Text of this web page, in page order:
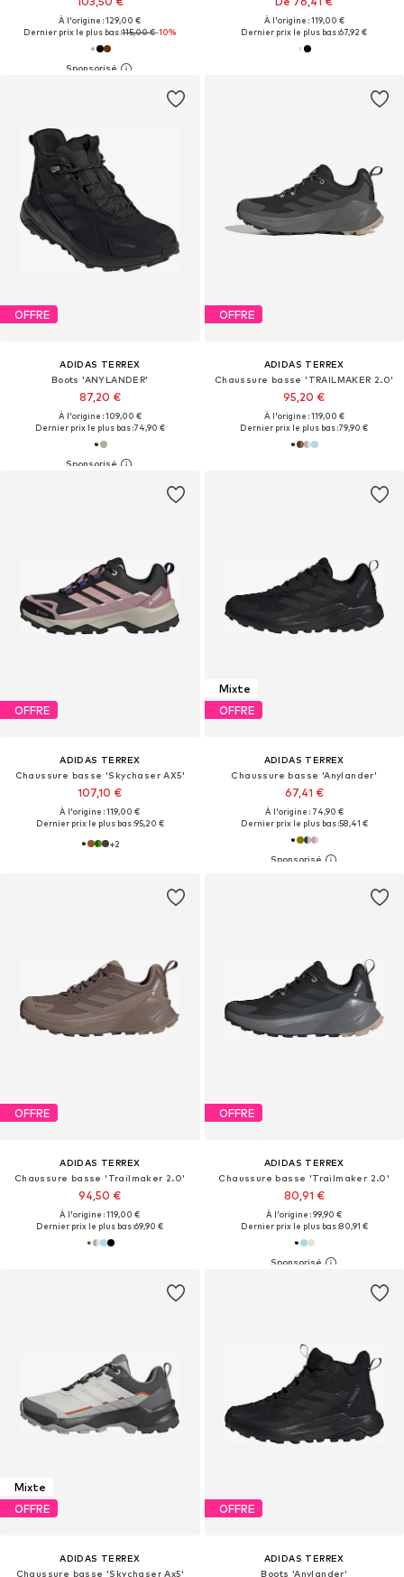
À l'origine : 129,00 €
Dernier prix le plus bas :115,00 €-10%
À l'origine : 119,00 €
Dernier prix le plus bas :67,92 €
OFFRE
ADIDAS TERREX
Boots 'ANYLANDER'
87,20 €
À l'origine : 109,00 €
Dernier prix le plus bas :74,90 €
OFFRE
ADIDAS TERREX
Chaussure basse 'TRAILMAKER 2.0'
95,20 €
À l'origine : 119,00 €
Dernier prix le plus bas :79,90 €
OFFRE
ADIDAS TERREX
Chaussure basse 'Skychaser AX5'
107,10 €
À l'origine : 119,00 €
Dernier prix le plus bas :95,20 €
+2
Mixte
OFFRE
ADIDAS TERREX
Chaussure basse 'Anylander'
67,41 €
À l'origine : 74,90 €
Dernier prix le plus bas :58,41 €
OFFRE
ADIDAS TERREX
Chaussure basse 'Trailmaker 2.0'
94,50 €
À l'origine : 119,00 €
Dernier prix le plus bas :69,90 €
OFFRE
ADIDAS TERREX
Chaussure basse 'Trailmaker 2.0'
80,91 €
À l'origine : 99,90 €
Dernier prix le plus bas :80,91 €
Mixte
OFFRE
ADIDAS TERREX
Chaussure basse 'Skychaser Ax5'
OFFRE
ADIDAS TERREX
Boots 'Anylander'